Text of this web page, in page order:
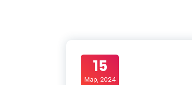
15
Мар, 2024